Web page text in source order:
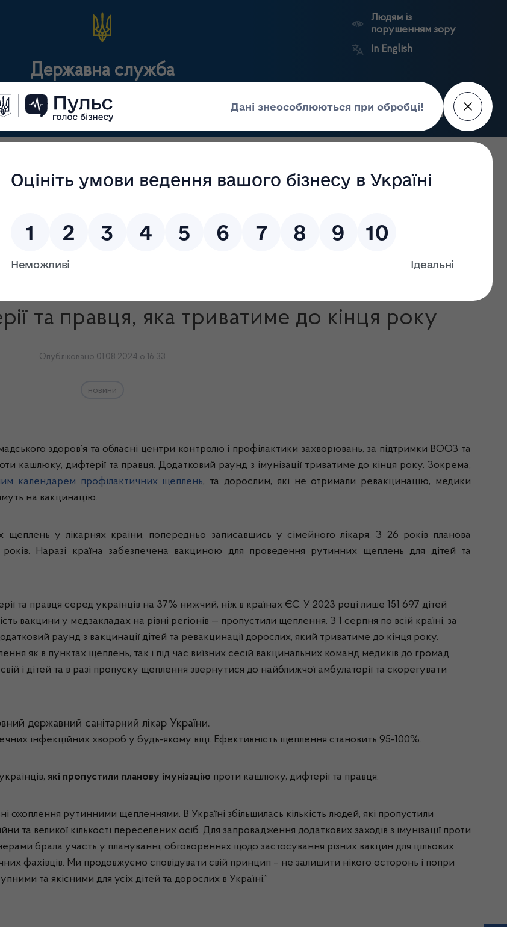
Державна служба
Людям із
порушенням зору
In English
документи Для громадськості Прес-центр Пошук
торгівля
імпорт
АФІ)
нагляд
(контроль)
засобів, крові та
сертифікація
нагляд
реєстри
портал
Держлікслужби
всеукраїнська кампанія з посилення імунізації проти кашлюку, дифтерії та правця, яка триватиме до кінця
кампанія з посилення імунізації
та правця, яка триватиме до кінця року
Опубліковано 01.08.2024 о 16:33
новини
здоров’я та обласні центри контролю і профілактики захворювань, за підтримки ВООЗ та
кашлюку, дифтерії та правця. Додатковий раунд з імунізації триватиме до кінця року. Зокрема,
календарем профілактичних щеплень, та дорослим, які не отримали ревакцинацію, медики
на вакцинацію.
у лікарнях країни, попередньо записавшись у сімейного лікаря. З 26 років планова
Наразі країна забезпечена вакциною для проведення рутинних щеплень для дітей та
та правця серед українців на 37% нижчий, ніж в країнах ЄС. У 2023 році лише 151 697 дітей
вакцини у медзакладах на рівні регіонів — пропустили щеплення. З 1 серпня по всій країні, за
раунд з вакцинації дітей та ревакцинації дорослих, який триватиме до кінця року.
як в пунктах щеплень, так і під час виїзних сесій вакцинальних команд медиків до громад.
і дітей та в разі пропуску щеплення звернутися до найближчої амбулаторії та скорегувати
державний санітарний лікар України.
інфекційних хвороб у будь-якому віці. Ефективність щеплення становить 95-100%.
які пропустили планову імунізацію проти кашлюку, дифтерії та правця.
охоплення рутинними щепленнями. В Україні збільшилась кількість людей, які пропустили
та великої кількості переселених осіб. Для запровадження додаткових заходів з імунізації проти
брала участь у плануванні, обговореннях щодо застосування різних вакцин для цільових
фахівців. Ми продовжуємо сповідувати свій принцип – не залишити нікого осторонь і попри
та якісними для усіх дітей та дорослих в Україні.”